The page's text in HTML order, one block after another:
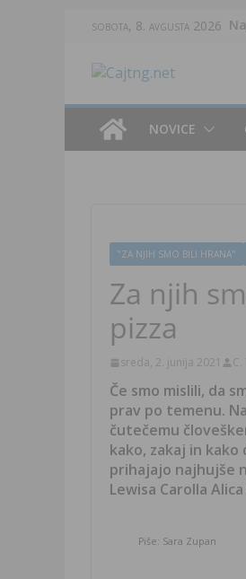
sobota, 8. avgusta 2026
NOVICE
"ZA NJIH SMO BILI HRANA"
Za njih
pizza
sreda, 2. junija 2021 C.
Če smo mislili, da
prav po temenu.
čutečemu
kako, zakaj in
prihajajo najhujše
Lewisa Carolla
Piše: Sara Zupan